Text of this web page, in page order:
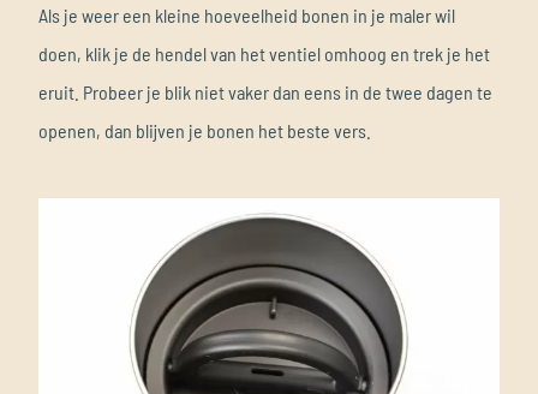
Als je weer een kleine hoeveelheid bonen in je maler wil
doen, klik je de hendel van het ventiel omhoog en trek je het
eruit. Probeer je blik niet vaker dan eens in de twee dagen te
openen, dan blijven je bonen het beste vers.